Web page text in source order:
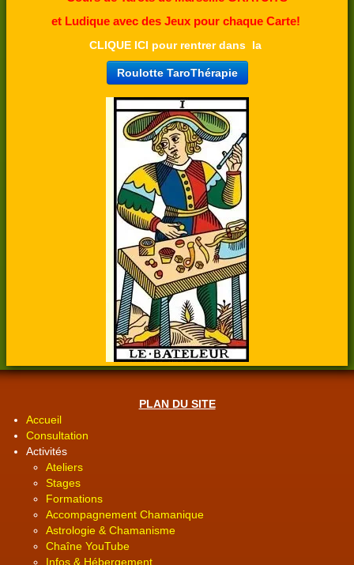
et Ludique avec des Jeux pour chaque Carte!
CLIQUE ICI pour rentrer dans la
Roulotte TaroThérapie
PLAN DU SITE
Accueil
Consultation
Activités
Ateliers
Stages
Formations
Accompagnement Chamanique
Astrologie & Chamanisme
Chaîne YouTube
Infos & Hébergement